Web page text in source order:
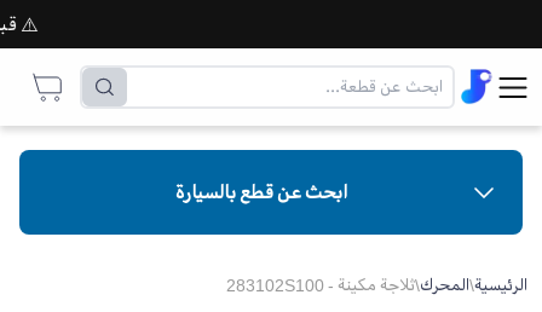
⚠️ قبل
ابحث عن قطع بالسيارة
الرئيسية\المحرك\ثلاجة مكينة - 283102S100